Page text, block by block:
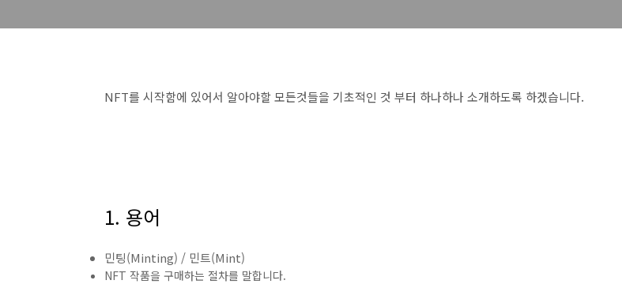
NFT를 시작함에 있어서 알아야할 모든것들을 기초적인 것 부터 하나하나 소개하도록 하겠습니다.
1. 용어
민팅(Minting) / 민트(Mint)
NFT 작품을 구매하는 절차를 말합니다.